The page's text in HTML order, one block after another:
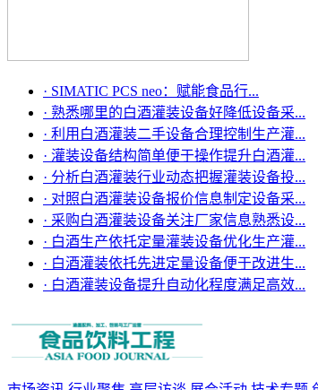
· SIMATIC PCS neo：赋能食品行...
· 熟悉哪里的白酒灌装设备好降低设备采...
· 利用白酒灌装二手设备合理控制生产灌...
· 灌装设备结构简单便于操作提升白酒灌...
· 分析白酒灌装行业动态把握灌装设备投...
· 对照白酒灌装设备报价信息制定设备采...
· 采购白酒灌装设备关注厂家信息熟悉设...
· 白酒生产依托定量灌装设备优化生产灌...
· 白酒灌装依托先进定量设备便于改进生...
· 白酒灌装设备提升自动化程度满足高效...